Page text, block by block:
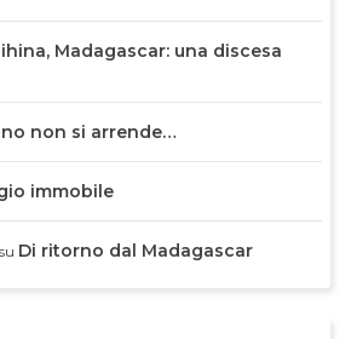
Madagascar: una discesa
non si arrende…
immobile
su Di ritorno dal Madagascar